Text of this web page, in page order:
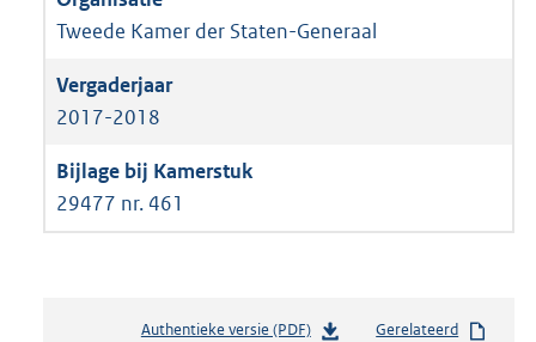
Tweede Kamer der Staten-Generaal
2017-2018
29477 nr. 461
Authentieke versie (PDF)b
Gerelateerd